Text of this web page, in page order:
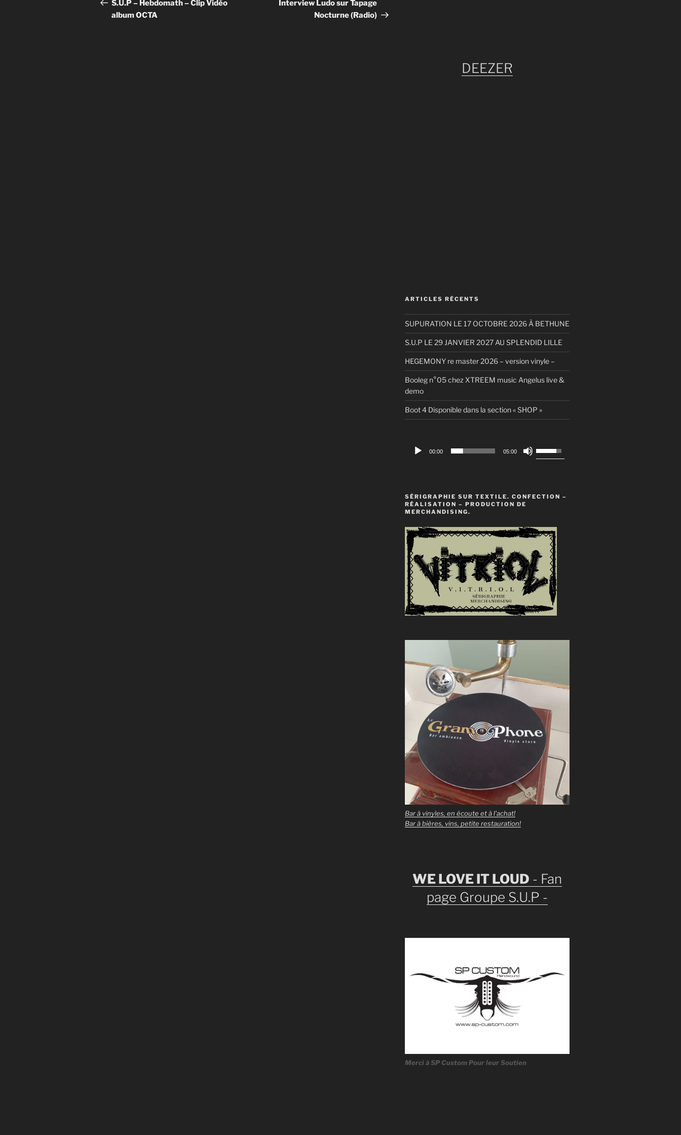
l’article
S.U.P – Hebdomath – Clip Vidéo
album OCTA
Interview Ludo sur Tapage
Nocturne (Radio)
DEEZER
ARTICLES RÉCENTS
SUPURATION LE 17 OCTOBRE 2026 À BETHUNE
S.U.P LE 29 JANVIER 2027 AU SPLENDID LILLE
HEGEMONY re master 2026 – version vinyle –
Booleg n°05 chez XTREEM music Angelus live &
demo
Boot 4 Disponible dans la section « SHOP »
Lecteur
audio
00:00 05:00
les
le
volume.
SÉRIGRAPHIE SUR TEXTILE. CONFECTION –
RÉALISATION – PRODUCTION DE
MERCHANDISING.
Bar à vinyles, en écoute et à l'achat!
Bar à bières, vins, petite restauration!
WE LOVE IT LOUD - Fan
page Groupe S.U.P -
Merci à SP Custom Pour leur Soutien